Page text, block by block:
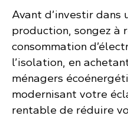
Avant d’investir dans
production, songez à
consommation
l’isolation, en
ménagers
modernisant votre
rentable de réduire